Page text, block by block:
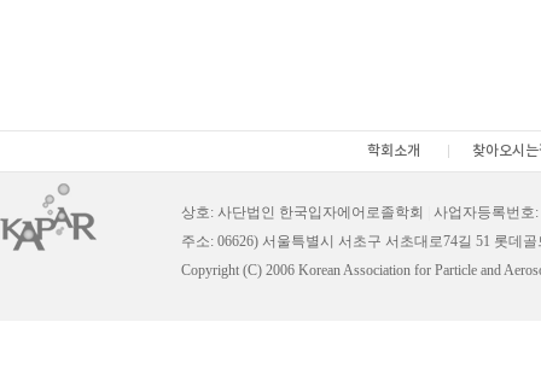
학회소개 찾아오시는
상호: 사단법인 한국입자에어로졸학회
사업자등록번호
주소: 06626) 서울특별시 서초구 서초대로74길 51 롯데
Copyright (C) 2006 Korean Association for Particle and